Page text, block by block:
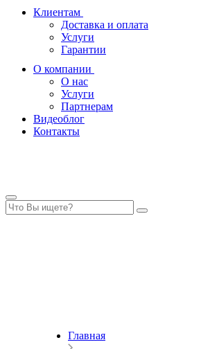
Клиентам
Доставка и оплата
Услуги
Гарантии
О компании
О нас
Услуги
Партнерам
Видеоблог
Контакты
Главная